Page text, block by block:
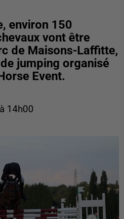
environ 150
vont être
de Maisons-Laffitte,
jumping organisé
Event.
14h00